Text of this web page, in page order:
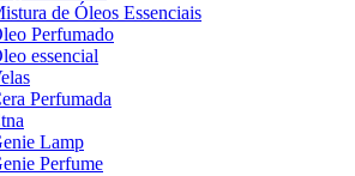
de Óleos Essenciais
Perfumado
essencial
Perfumada
Lamp
Perfume